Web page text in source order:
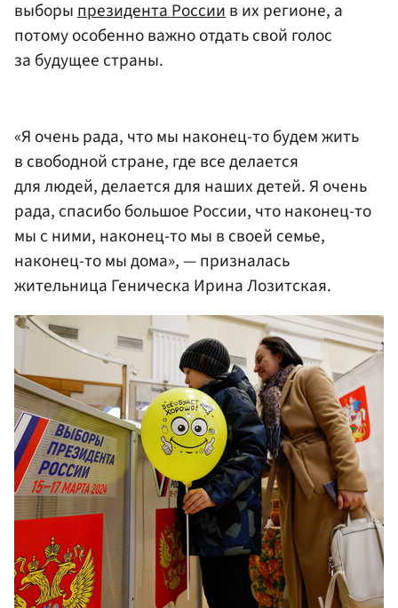
выборыпрезидента Россиив их регионе, а
потому особенно важно отдать свой голос
за будущее страны.
«Я очень рада, что мы наконец-то будем жить
в свободной стране, где все делается
для людей, делается для наших детей. Я очень
рада, спасибо большое России, что наконец-то
мы с ними, наконец-то мы в своей семье,
наконец-то мы дома», — призналась
жительница Геническа Ирина Лозитская.